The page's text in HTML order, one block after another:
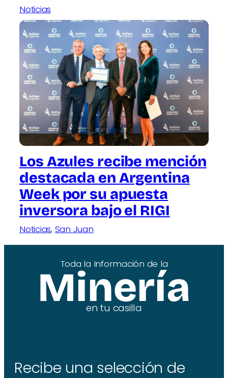
Noticias
Los Azules recibe mención
destacada en Argentina
Week por su apuesta
inversora bajo el RIGI
Noticias, San Juan
Toda la Información de la
Minería
en tu casilla
Recibe una selección de